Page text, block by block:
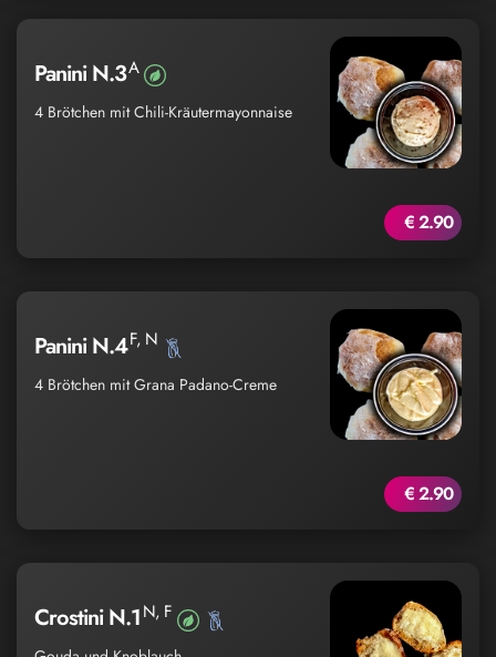
Panini N.3A
4 Brötchen mit Chili-Kräutermayonnaise
€ 2.90
Panini N.4F, N
4 Brötchen mit Grana Padano-Creme
€ 2.90
Crostini N.1N, F